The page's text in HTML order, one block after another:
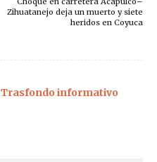
Zihuatanejo deja un muerto y siete
heridos en Coyuca
Trasfondo informativo